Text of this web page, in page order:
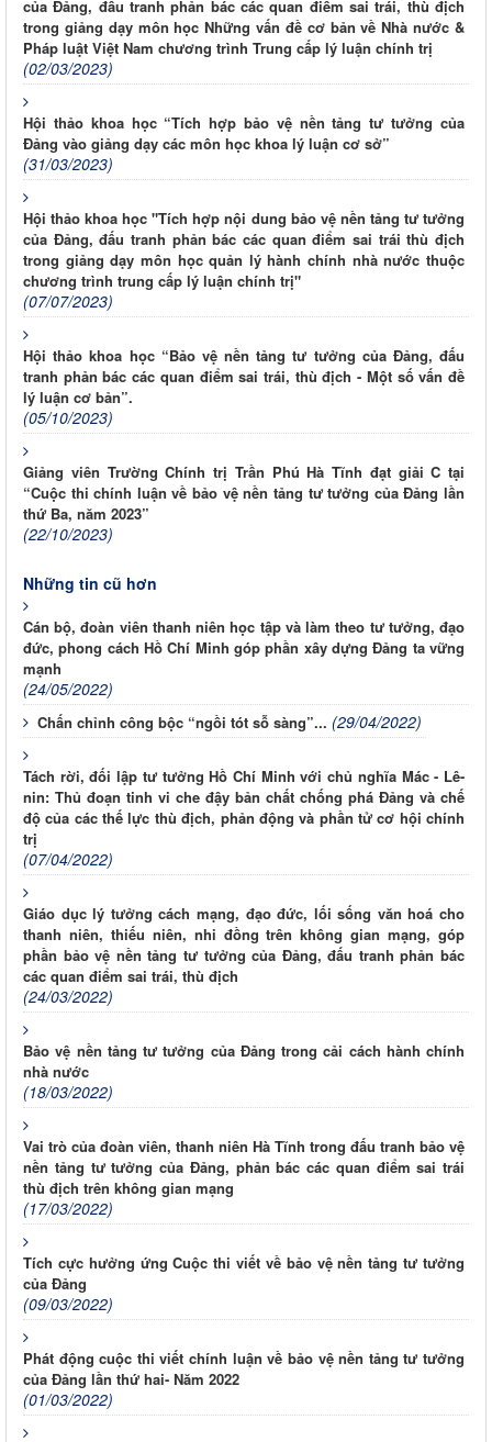
của Đảng, đấu tranh phản bác các quan điểm sai trái, thù địch
trong giảng dạy môn học Những vấn đề cơ bản về Nhà nước &
Pháp luật Việt Nam chương trình Trung cấp lý luận chính trị
(02/03/2023)
Hội thảo khoa học “Tích hợp bảo vệ nền tảng tư tưởng của
Đảng vào giảng dạy các môn học khoa lý luận cơ sở”
(31/03/2023)
Hội thảo khoa học "Tích hợp nội dung bảo vệ nền tảng tư tưởng
của Đảng, đấu tranh phản bác các quan điểm sai trái thù địch
trong giảng dạy môn học quản lý hành chính nhà nước thuộc
chương trình trung cấp lý luận chính trị"
(07/07/2023)
Hội thảo khoa học “Bảo vệ nền tảng tư tưởng của Đảng, đấu
tranh phản bác các quan điểm sai trái, thù địch - Một số vấn đề
lý luận cơ bản”.
(05/10/2023)
Giảng viên Trường Chính trị Trần Phú Hà Tĩnh đạt giải C tại
“Cuộc thi chính luận về bảo vệ nền tảng tư tưởng của Đảng lần
thứ Ba, năm 2023”
(22/10/2023)
Những tin cũ hơn
Cán bộ, đoàn viên thanh niên học tập và làm theo tư tưởng, đạo
đức, phong cách Hồ Chí Minh góp phần xây dựng Đảng ta vững
mạnh
(24/05/2022)
Chấn chỉnh công bộc “ngồi tót sỗ sàng”... (29/04/2022)
Tách rời, đối lập tư tưởng Hồ Chí Minh với chủ nghĩa Mác - Lê-
nin: Thủ đoạn tinh vi che đậy bản chất chống phá Đảng và chế
độ của các thế lực thù địch, phản động và phần tử cơ hội chính
trị
(07/04/2022)
Giáo dục lý tưởng cách mạng, đạo đức, lối sống văn hoá cho
thanh niên, thiếu niên, nhi đồng trên không gian mạng, góp
phần bảo vệ nền tảng tư tưởng của Đảng, đấu tranh phản bác
các quan điểm sai trái, thù địch
(24/03/2022)
Bảo vệ nền tảng tư tưởng của Đảng trong cải cách hành chính
nhà nước
(18/03/2022)
Vai trò của đoàn viên, thanh niên Hà Tĩnh trong đấu tranh bảo vệ
nền tảng tư tưởng của Đảng, phản bác các quan điểm sai trái
thù địch trên không gian mạng
(17/03/2022)
Tích cực hưởng ứng Cuộc thi viết về bảo vệ nền tảng tư tưởng
của Đảng
(09/03/2022)
Phát động cuộc thi viết chính luận về bảo vệ nền tảng tư tưởng
của Đảng lần thứ hai- Năm 2022
(01/03/2022)